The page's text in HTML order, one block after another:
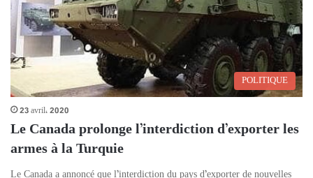
POLITIQUE
23 avril، 2020
Le Canada prolonge l’interdiction d’exporter les
armes à la Turquie